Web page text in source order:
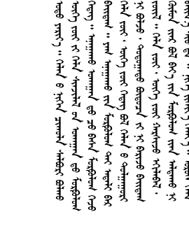
                                                           